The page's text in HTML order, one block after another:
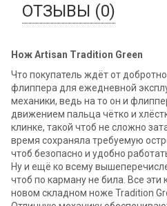
ОТЗЫВЫ (0)
Нож Artisan Tradition Green
Что покупатель ждёт от
флиппера для ежедневной
механики, ведь на то он и
движением пальца чётко и
клинке, такой чтоб не сложно
время сохраняла требуемую
чтоб безопасно и удобно
Ну и ещё ко всему
чтоб по карману не била. Все
новом складном ноже Tradition